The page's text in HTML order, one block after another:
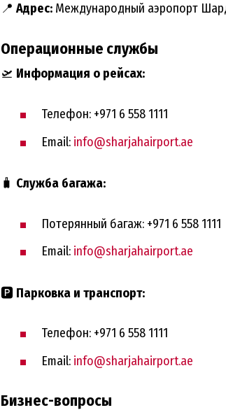
📍 Адрес: Международный аэропорт
Операционные службы
🛫 Информация о рейсах:
Телефон: +971 6 558 1111
Email: info@sharjahairport.ae
🧳 Служба багажа:
Потерянный багаж: +971 6 558 1111
Email: info@sharjahairport.ae
🅿️ Парковка и транспорт:
Телефон: +971 6 558 1111
Email: info@sharjahairport.ae
Бизнес-вопросы